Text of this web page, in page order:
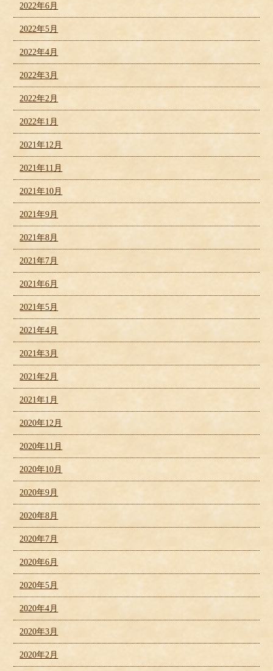
2022年6月
2022年5月
2022年4月
2022年3月
2022年2月
2022年1月
2021年12月
2021年11月
2021年10月
2021年9月
2021年8月
2021年7月
2021年6月
2021年5月
2021年4月
2021年3月
2021年2月
2021年1月
2020年12月
2020年11月
2020年10月
2020年9月
2020年8月
2020年7月
2020年6月
2020年5月
2020年4月
2020年3月
2020年2月